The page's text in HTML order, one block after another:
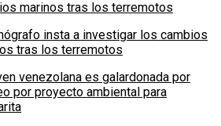
insta a investigar los cambios
tras los terremotos